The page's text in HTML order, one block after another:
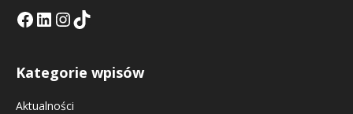
Facebook
LinkedIn
Tik Tok KEInstagramm KE
Kategorie wpisów
Aktualności